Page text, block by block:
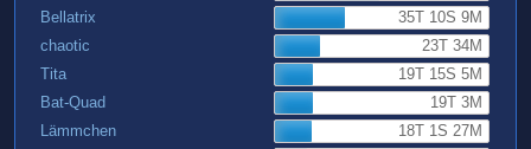
Bellatrix
35T 10S 9M
chaotic
23T 34M
Tita
19T 15S 5M
Bat-Quad
19T 3M
Lämmchen
18T 1S 27M